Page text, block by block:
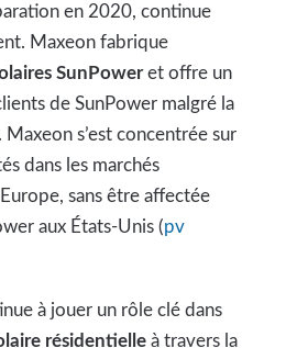
en 2020, continue
Maxeon fabrique
SunPoweret offre un
de SunPower malgré la
s’est concentrée sur
dans les marchés
sans être affectée
aux États-Unis ​(pv
à jouer un rôle clé dans
résidentielleà travers la